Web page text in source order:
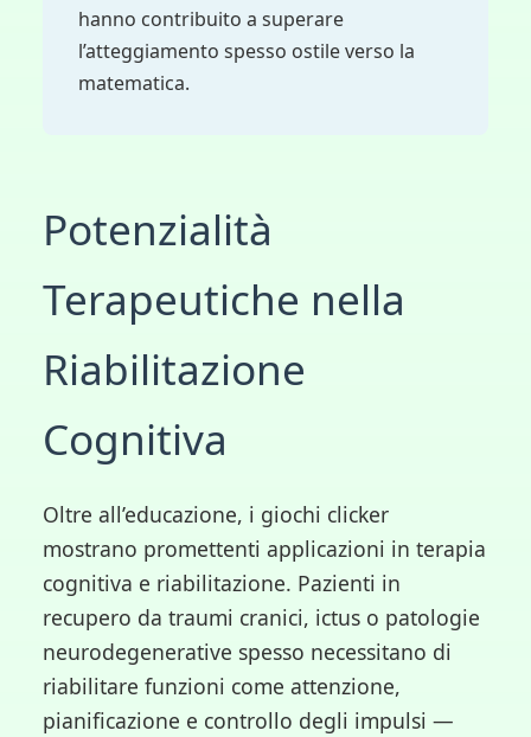
hanno contribuito a superare
l’atteggiamento spesso ostile verso la
matematica.
Potenzialità
Terapeutiche nella
Riabilitazione
Cognitiva
Oltre all’educazione, i giochi clicker
mostrano promettenti applicazioni in terapia
cognitiva e riabilitazione. Pazienti in
recupero da traumi cranici, ictus o patologie
neurodegenerative spesso necessitano di
riabilitare funzioni come attenzione,
pianificazione e controllo degli impulsi —